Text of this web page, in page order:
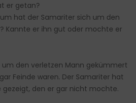
er getan?
hat der Samariter sich um den
Kannte er ihn gut oder mochte er
um den verletzen Mann gekümmert
Feinde waren. Der Samariter hat
gezeigt, den er gar nicht mochte.